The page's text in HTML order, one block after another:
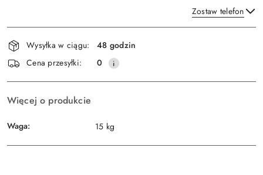
Zostaw telefon
Wyślij
Dostępność
i
dostawa
Wysyłka w ciągu:
48 godzin
Cena przesyłki:
0
Więcej o produkcie
Waga: 15 kg